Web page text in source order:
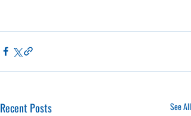
Recent Posts See All